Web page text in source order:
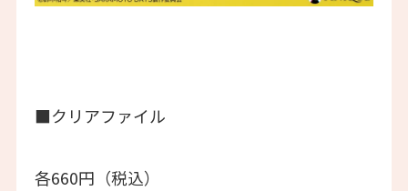
■クリアファイル
各660円（税込）